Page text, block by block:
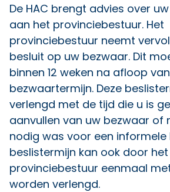
De HAC brengt advies over
aan het provinciebestuur. Het
provinciebestuur neemt
besluit op uw bezwaar. Dit
binnen 12 weken na afloop
bezwaartermijn. Deze
verlengd met de tijd die u is
aanvullen van uw bezwaar of
nodig was voor een informele
beslistermijn kan ook door het
provinciebestuur eenmaal
worden verlengd.